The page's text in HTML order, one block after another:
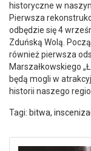
historyczne w
Pierwsza
odbędzie się 4
Zduńską Wolą.
również pierwsza
Marszałkowskiego
będą mogli w
historii naszego
Tagi: bitwa,